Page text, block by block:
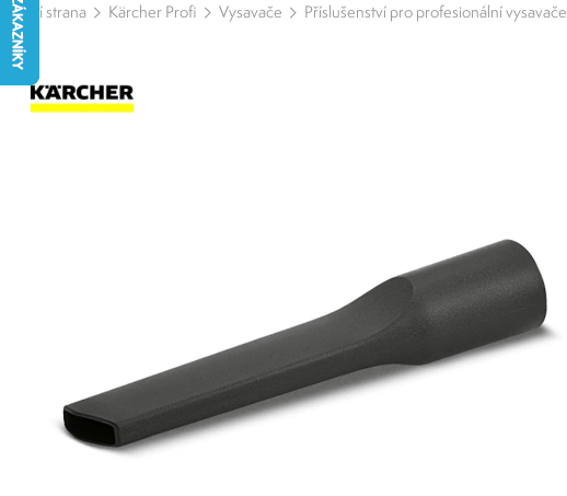
Hlavní strana Kärcher Profi Vysavače Příslušenství pro profesionální vysavače